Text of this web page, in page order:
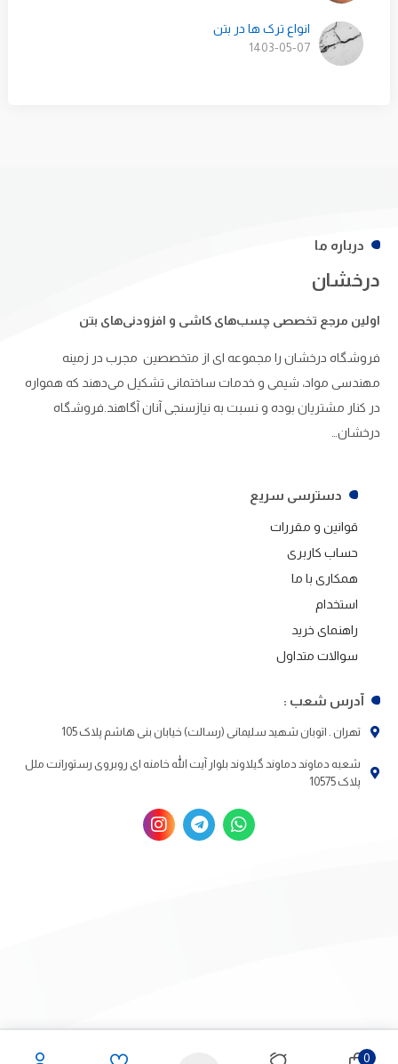
انواع ترک ها در بتن
1403-05-07
درباره ما
درخشان
اولین مرجع تخصصی چسب‌های کاشی و افزودنی‌های بتن
فروشگاه درخشان را مجموعه ای از متخصصین مجرب در زمینه
مهندسی مواد، شیمی و خدمات ساختمانی تشکیل می‌دهند که همواره
در کنار مشتریان بوده و نسبت به نیازسنجی آنان آگاهند.فروشگاه
درخشان…
دسترسی سریع
قوانین و مقررات
حساب کاربری
همکاری با ما
استخدام
راهنمای خرید
سوالات متداول
آدرس شعب :
تهران . اتوبان شهید سلیمانی (رسالت) خیابان بنی هاشم پلاک 105
شعبه دماوند دماوند گیلاوند بلوار آیت الله خامنه ای روبروی رستورانت ملل
پلاک 10575
0